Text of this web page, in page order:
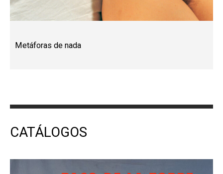
Metáforas de nada
CATÁLOGOS